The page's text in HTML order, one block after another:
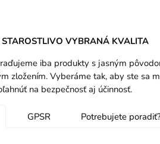
STAROSTLIVO VYBRANÁ KVALITA
iba produkty s jasným
zložením. Vyberáme tak, aby ste sa
na bezpečnosť aj účinnosť.
GPSR Potrebujete